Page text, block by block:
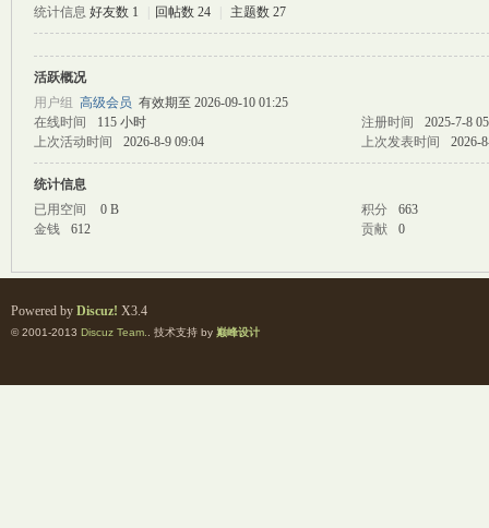
统计信息 好友数 1 回帖数 24 主题数 27
活跃概况
用户组 高级会员 有效期至 2026-09-10 01:25
在线时间
115 小时 注册时间
2025-7-8
上次活动时间
2026-8-9 09:04 上次发表时间 2026-
统计信息
已用空间
0 B 积分
663
金钱
612 贡献 0
Powered by Discuz! X3.4
© 2001-2013 Discuz Team. . 技术支持 by 巅峰设计